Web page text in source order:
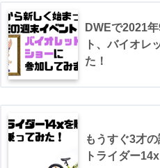
DWEで2021
ト、バイオレ
た！
もうすぐ3才
トライダー